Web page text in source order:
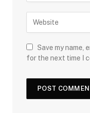
Save my name,
for the next time I